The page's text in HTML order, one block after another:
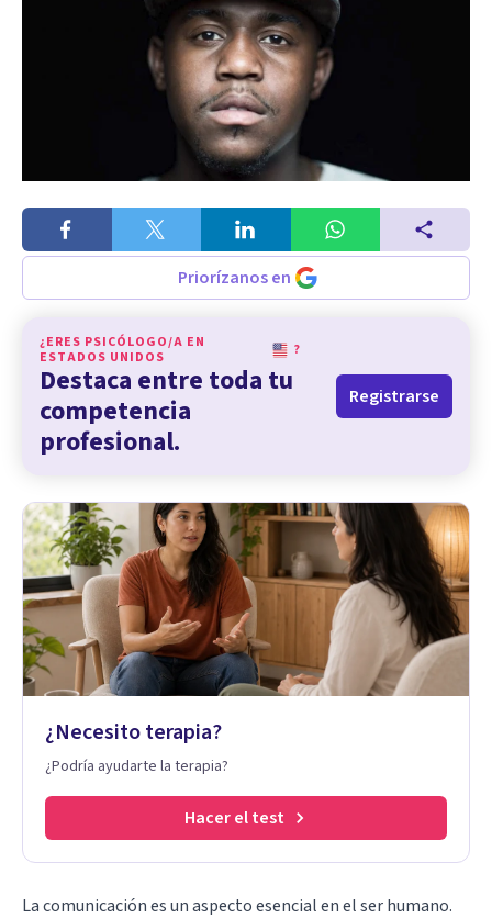
Priorízanos en
¿ERES PSICÓLOGO/A EN
ESTADOS UNIDOS
?
Destaca entre toda tu
competencia
profesional.
Registrarse
¿Necesito terapia?
¿Podría ayudarte la terapia?
Hacer el test
La comunicación es un aspecto esencial en el ser humano.